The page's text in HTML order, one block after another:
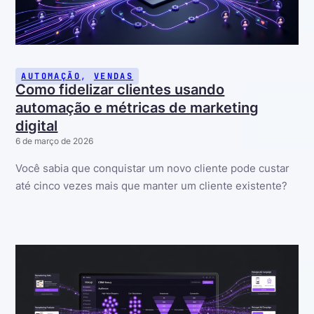
AUTOMAÇÃO , VENDAS
Como fidelizar clientes usando
automação e métricas de marketing
digital
6 de março de 2026
Você sabia que conquistar um novo cliente pode custar
até cinco vezes mais que manter um cliente existente?